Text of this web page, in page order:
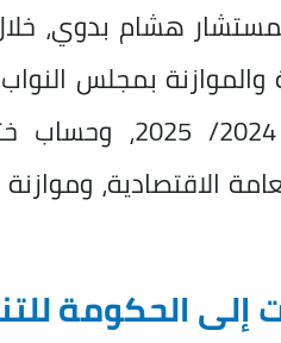
هشام بدوي، خلال
والموازنة بمجلس
العامة للدولة للعام
الاقتصادية،
إلى الحكومة